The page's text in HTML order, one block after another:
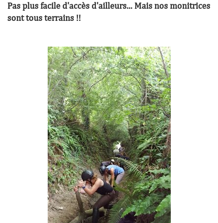
Pas plus facile d'accès d'ailleurs... Mais nos monitrices
sont tous terrains !!